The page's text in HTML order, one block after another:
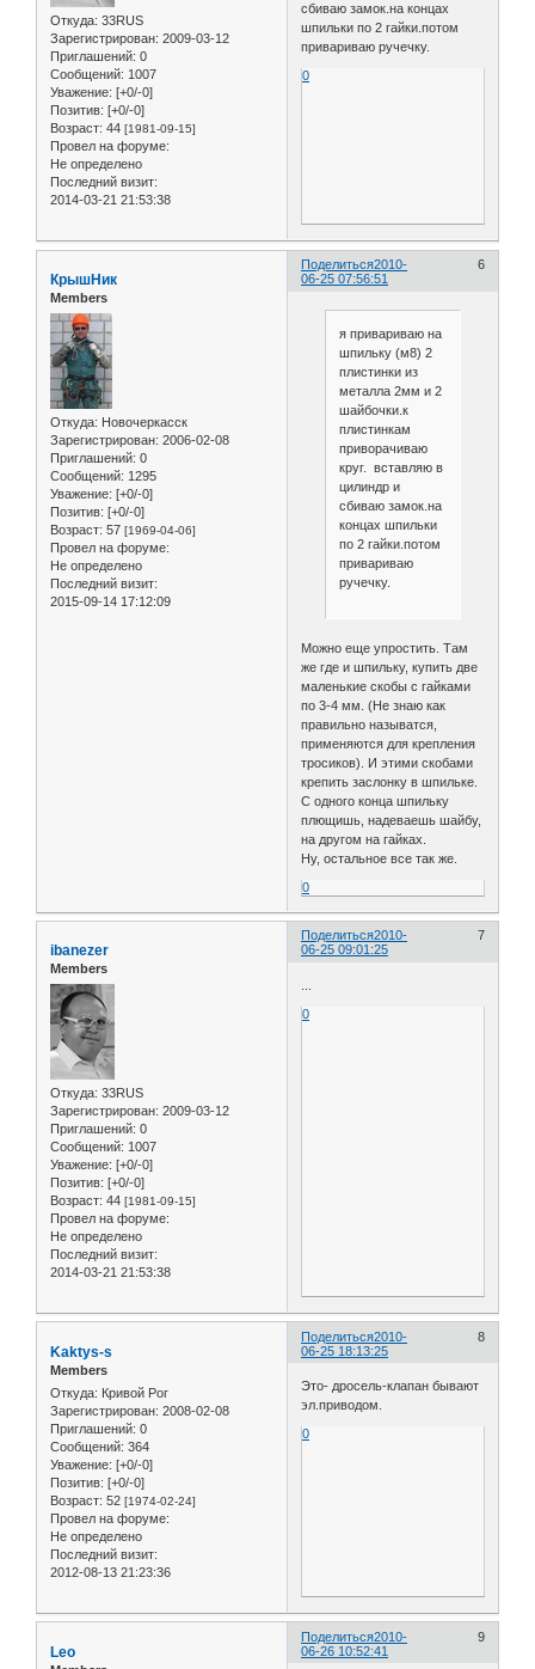
Откуда: 33RUS
Зарегистрирован: 2009-03-12
Приглашений: 0
Сообщений: 1007
Уважение: [+0/-0]
Позитив: [+0/-0]
Возраст: 44 [1981-09-15]
Провел на форуме:
Не определено
Последний визит:
2014-03-21 21:53:38
сбиваю замок.на концах
шпильки по 2 гайки.потом
привариваю ручечку.
0
Поделиться 6
2010-
06-25 07:56:51
КрышНик
Members
Откуда: Новочеркасск
Зарегистрирован: 2006-02-08
Приглашений: 0
Сообщений: 1295
Уважение: [+0/-0]
Позитив: [+0/-0]
Возраст: 57 [1969-04-06]
Провел на форуме:
Не определено
Последний визит:
2015-09-14 17:12:09
я привариваю на
шпильку (м8) 2
плистинки из
металла 2мм и 2
шайбочки.к
плистинкам
приворачиваю
круг. вставляю в
цилиндр и
сбиваю замок.на
концах шпильки
по 2 гайки.потом
привариваю
ручечку.
Можно еще упростить. Там
же где и шпильку, купить две
маленькие скобы с гайками
по 3-4 мм. (Не знаю как
правильно называтся,
применяются для крепления
тросиков). И этими скобами
крепить заслонку в шпильке.
С одного конца шпильку
плющишь, надеваешь шайбу,
на другом на гайках.
Ну, остальное все так же.
0
Поделиться 7
2010-
06-25 09:01:25
ibanezer
Members
Откуда: 33RUS
Зарегистрирован: 2009-03-12
Приглашений: 0
Сообщений: 1007
Уважение: [+0/-0]
Позитив: [+0/-0]
Возраст: 44 [1981-09-15]
Провел на форуме:
Не определено
Последний визит:
2014-03-21 21:53:38
0
Поделиться 8
2010-
06-25 18:13:25
Kaktys-s
Members
Откуда: Кривой Рог
Зарегистрирован: 2008-02-08
Приглашений: 0
Сообщений: 364
Уважение: [+0/-0]
Позитив: [+0/-0]
Возраст: 52 [1974-02-24]
Провел на форуме:
Не определено
Последний визит:
2012-08-13 21:23:36
Это- дросель-клапан бывают
эл.приводом.
0
Поделиться 9
2010-
06-26 10:52:41
Leo